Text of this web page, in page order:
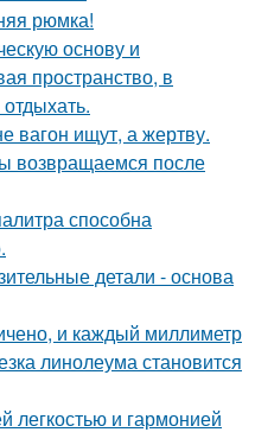
рюмка!
основу и
пространство, в
вагон ищут, а жертву.
возвращаемся после
способна
детали - основа
и каждый миллиметр
линолеума становится
легкостью и гармонией